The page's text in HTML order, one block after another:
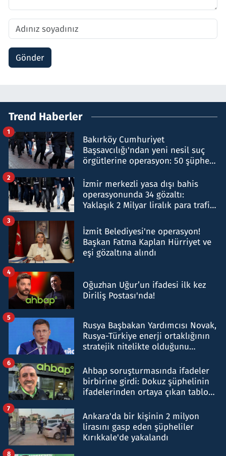
Gönder
Trend Haberler
Bakırköy Cumhuriyet
Başsavcılığı'ndan yeni nesil suç
örgütlerine operasyon: 50 şüpheli
1
İzmir merkezli yasa dışı bahis
operasyonunda 34 gözaltı:
Yaklaşık 2 Milyar liralık para trafiği
2
İzmit Belediyesi'ne operasyon!
Başkan Fatma Kaplan Hürriyet ve
eşi gözaltına alındı
3
Oğuzhan Uğur’un ifadesi ilk kez
Diriliş Postası'nda!
4
Rusya Başbakan Yardımcısı Novak,
Rusya-Türkiye enerji ortaklığının
stratejik nitelikte olduğunu
5
Ahbap soruşturmasında ifadeler
birbirine girdi: Dokuz şüphelinin
ifadelerinden ortaya çıkan tablo
6
Ankara'da bir kişinin 2 milyon
lirasını gasp eden şüpheliler
Kırıkkale'de yakalandı
7
8